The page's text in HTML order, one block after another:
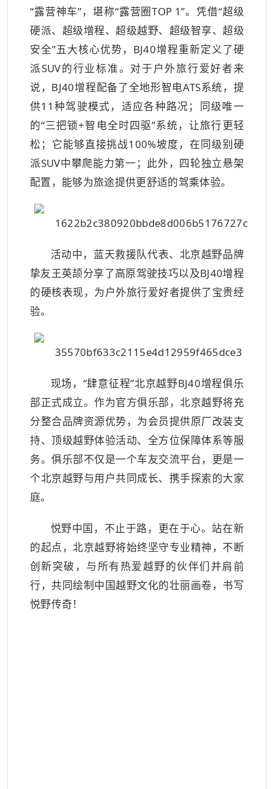
“露营神车”，堪称“露营圈TOP 1”。凭借“超级
硬派、超级增程、超级越野、超级智享、超级
安全”五大核心优势，BJ40增程重新定义了硬
派SUV的行业标准。对于户外旅行爱好者来
说，BJ40增程配备了全地形智电ATS系统，提
供11种驾驶模式，适应各种路况；同级唯一
的“三把锁+智电全时四驱”系统，让旅行更轻
松；它能够直接挑战100%坡度，在同级别硬
派SUV中攀爬能力第一；此外，四轮独立悬架
配置，能够为旅途提供更舒适的驾乘体验。
活动中，蓝天救援队代表、北京越野品牌
挚友王英颉分享了高原驾驶技巧以及BJ40增程
的硬核表现，为户外旅行爱好者提供了宝贵经
验。
现场，“肆意征程”北京越野BJ40增程俱乐
部正式成立。作为官方俱乐部，北京越野将充
分整合品牌资源优势，为会员提供原厂改装支
持、顶级越野体验活动、全方位保障体系等服
务。俱乐部不仅是一个车友交流平台，更是一
个北京越野与用户共同成长、携手探索的大家
庭。
悦野中国，不止于路，更在于心。站在新
的起点，北京越野将始终坚守专业精神，不断
创新突破，与所有热爱越野的伙伴们并肩前
行，共同绘制中国越野文化的壮丽画卷，书写
悦野传奇！